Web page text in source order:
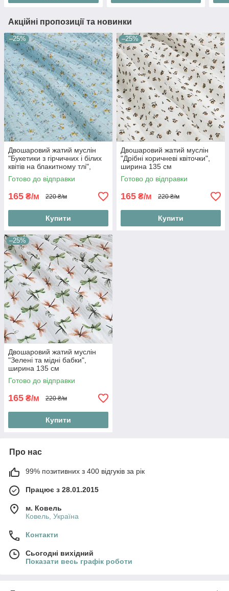
Акційні пропозиції та новинки
–25%
Двошаровий жатий муслін
"Букетики з гірчичних і білих
квітів на блакитному тлі",
ширина 135 см
Готово до відправки
165 ₴/м 220 ₴/м
Купити
–25%
Двошаровий жатий муслін
"Дрібні коричневі квіточки",
ширина 135 см
Готово до відправки
165 ₴/м 220 ₴/м
Купити
–25%
Двошаровий жатий муслін
"Зелені та мідні бабки",
ширина 135 см
Готово до відправки
165 ₴/м 220 ₴/м
Купити
Про нас
99% позитивних з 400 відгуків за рік
Працює з 28.01.2015
м. Ковель
Ковель, Україна
Контакти
Сьогодні вихідний
Показати весь графік роботи